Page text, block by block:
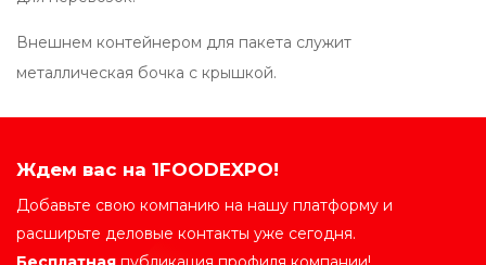
Внешнем контейнером для пакета служит
металлическая бочка с крышкой.
Ждем вас на 1FOODEXPO!
Добавьте свою компанию на нашу платформу и
расширьте деловые контакты уже сегодня.